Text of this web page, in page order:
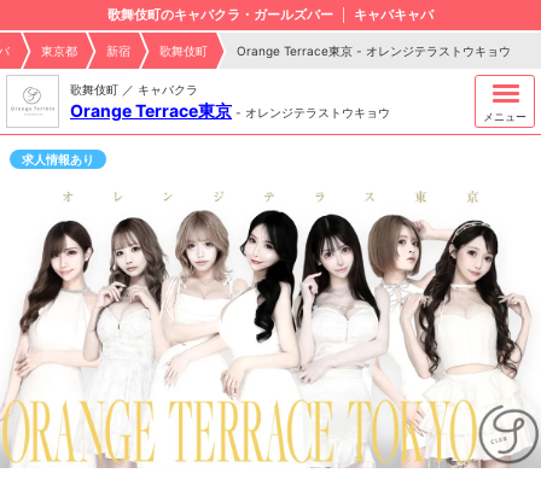
歌舞伎町のキャバクラ・ガールズバー キャバキャバ
東京都 新宿 歌舞伎町 Orange Terrace東京 - オレンジテラストウキョウ
歌舞伎町 ／ キャバクラ
Orange Terrace東京 - オレンジテラストウキョウ メニュー
求人情報あり